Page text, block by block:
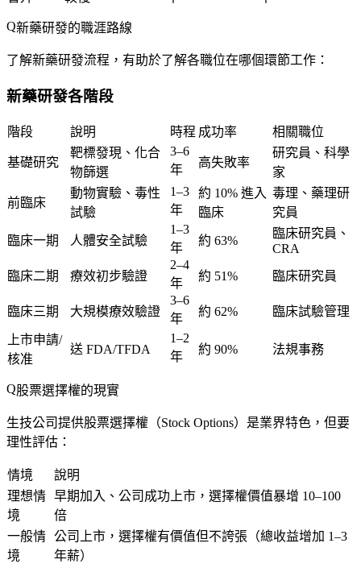
新藥研發的職涯路線
了解新藥研發流程，有助於了解各職位在哪個環節工作：
新藥研發各階段
階段 說明 時程 成功率 相關職位
基礎研究
靶標發現、化合
物篩選
3–6
年
高失敗率
研究員、科學
家
前臨床
動物實驗、毒性
試驗
1–3
年
約 10% 進入
臨床
毒理、藥理研
究員
臨床一期 人體安全試驗
1–3
年
約 63%
臨床研究員、
CRA
臨床二期
療效初步驗證
2–4
年
約 51% 臨床研究員
臨床三期 大規模療效驗證
3–6
年
約 62% 臨床試驗管理
上市申請/
核准
送 FDA/TFDA
1–2
年
約 90% 法規事務
股票選擇權的現實
生技公司提供股票選擇權（Stock Options）是業界特色，但要
理性評估：
情境
說明
理想情
境
早期加入、公司成功上市，選擇權價值暴增 10–100
倍
一般情
境
公司上市，選擇權有價值但不誇張（總收益增加 1–3
年薪）